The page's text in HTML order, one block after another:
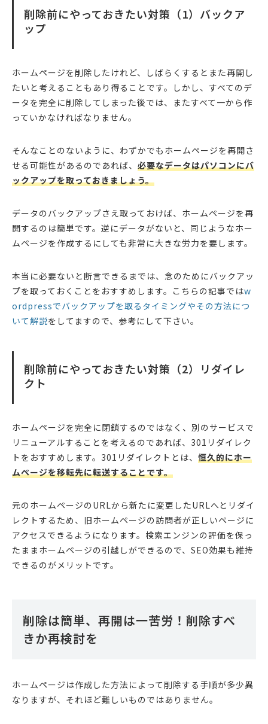
削除前にやっておきたい対策（1）バックア
ップ
ホームページを削除したけれど、しばらくするとまた再開し
たいと考えることもあり得ることです。しかし、すべてのデ
ータを完全に削除してしまった後では、またすべて一から作
っていかなければなりません。
そんなことのないように、わずかでもホームページを再開さ
せる可能性があるのであれば、 必要なデータはパソコンにバ
ックアップを取っておきましょう。
データのバックアップさえ取っておけば、ホームページを再
開するのは簡単です。逆にデータがないと、同じようなホー
ムページを作成するにしても非常に大きな労力を要します。
本当に必要ないと断言できるまでは、念のためにバックアッ
プを取っておくことをおすすめします。こちらの記事ではw
ordpressでバックアップを取るタイミングやその方法につ
いて解説をしてますので、参考にして下さい。
削除前にやっておきたい対策（2）リダイレ
クト
ホームページを完全に閉鎖するのではなく、別のサービスで
リニューアルすることを考えるのであれば、301リダイレク
トをおすすめします。301リダイレクトとは、 恒久的にホー
ムページを移転先に転送することです。
元のホームページのURLから新たに変更したURLへとリダイ
レクトするため、旧ホームページの訪問者が正しいページに
アクセスできるようになります。検索エンジンの評価を保っ
たままホームページの引越しができるので、SEO効果も維持
できるのがメリットです。
削除は簡単、再開は一苦労！削除すべ
きか再検討を
ホームページは作成した方法によって削除する手順が多少異
なりますが、それほど難しいものではありません。